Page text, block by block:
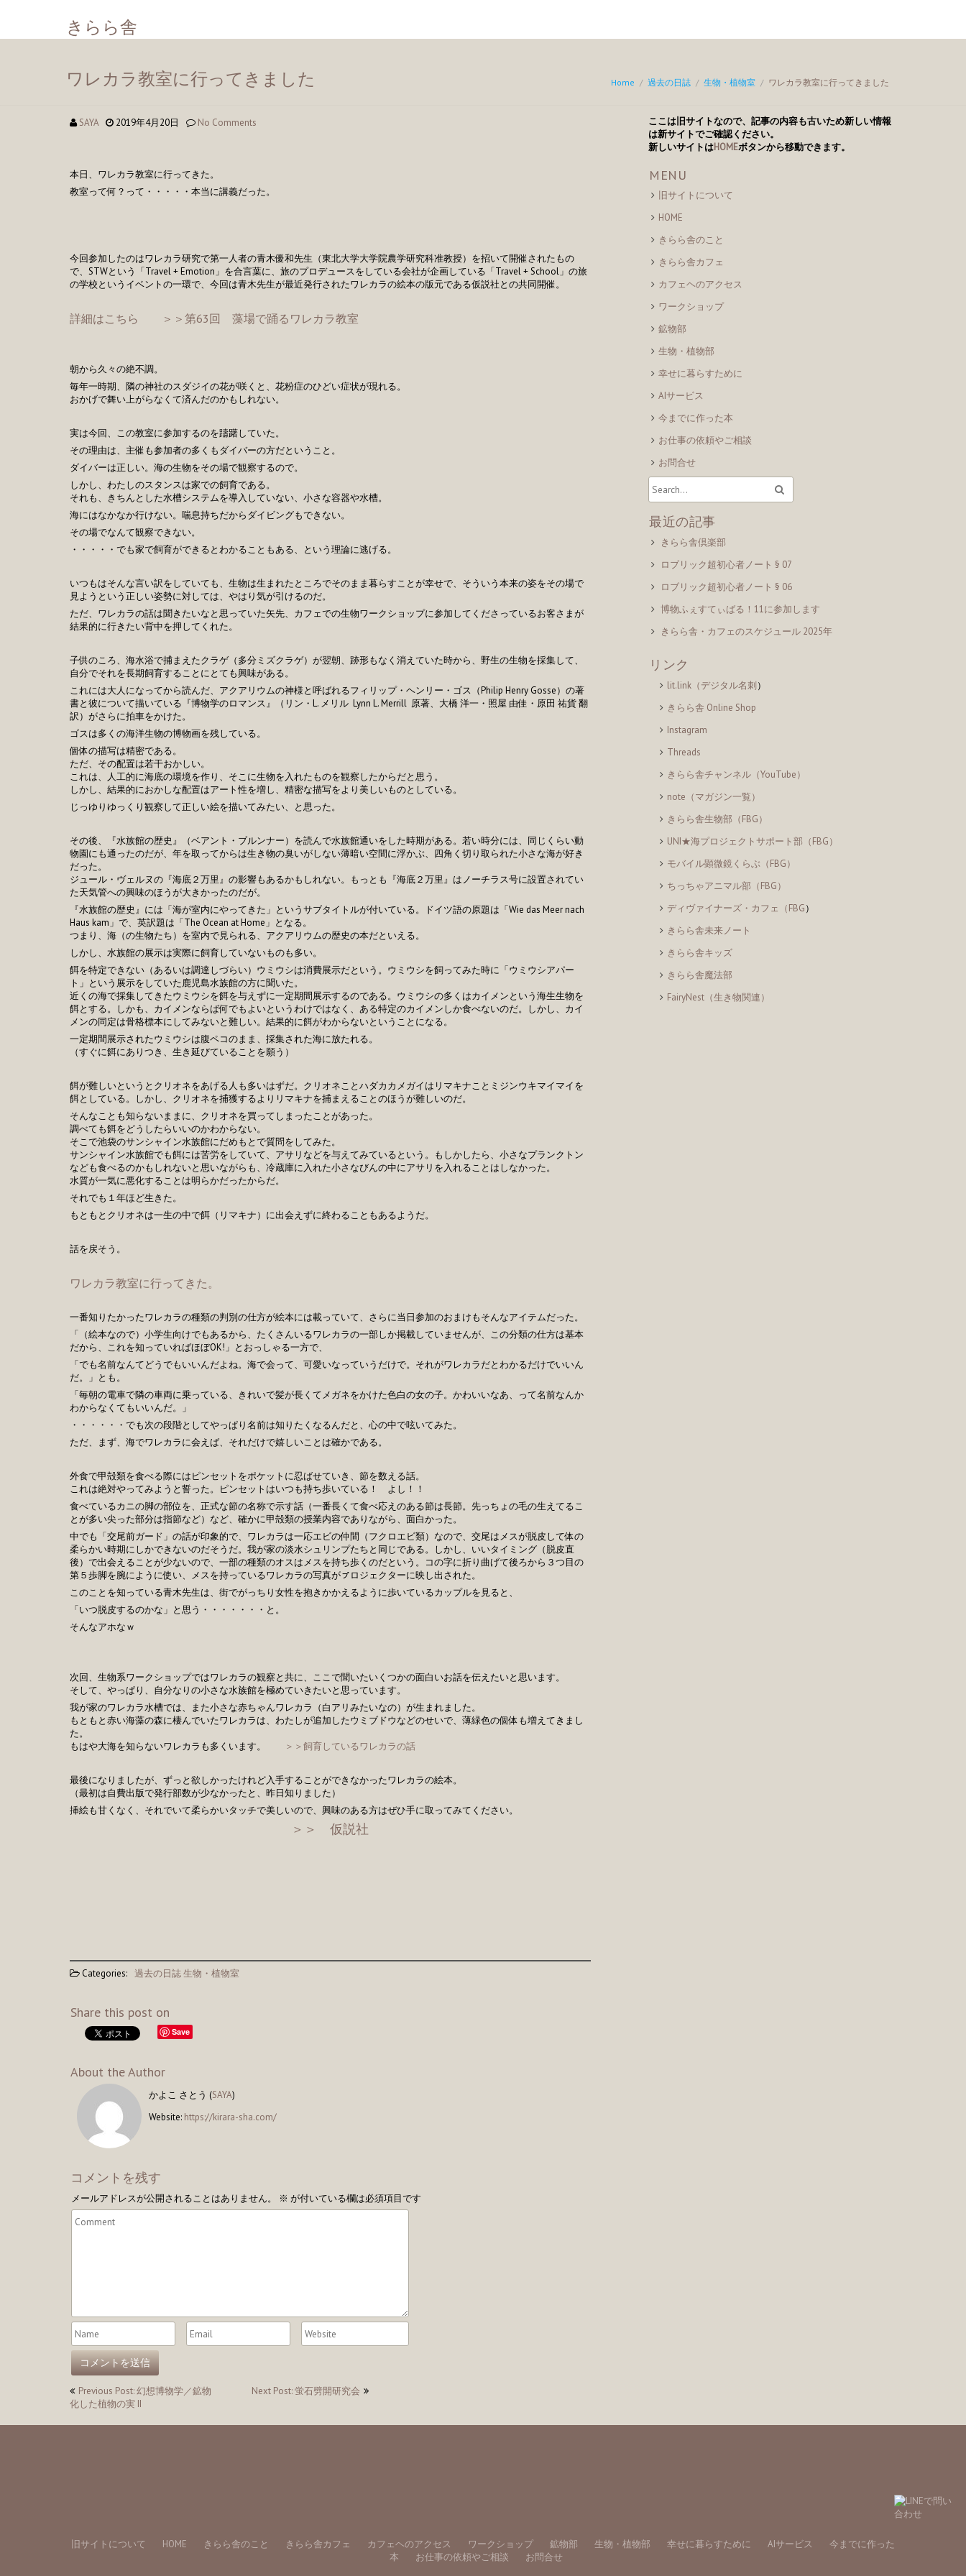
きらら舎
Home / 過去の日誌 / 生物・植物室 / ワレカラ教室に行ってきました
ワレカラ教室に行ってきました
SAYA 2019年4月20日 No Comments
本日、ワレカラ教室に行ってきた。
教室って何？って・・・・・本当に講義だった。
今回参加したのはワレカラ研究で第一人者の青木優和先生（東北大学大学院農学研究科准教授）を招いて開催されたもの
で、STWという「Travel + Emotion」を合言葉に、旅のプロデュースをしている会社が企画している「Travel + School」の旅
の学校というイベントの一環で、今回は青木先生が最近発行されたワレカラの絵本の版元である仮説社との共同開催。
詳細はこちら ＞＞第63回 藻場で踊るワレカラ教室
朝から久々の絶不調。
毎年一時期、隣の神社のスダジイの花が咲くと、花粉症のひどい症状が現れる。
おかげで舞い上がらなくて済んだのかもしれない。
実は今回、この教室に参加するのを躊躇していた。
その理由は、主催も参加者の多くもダイバーの方だということ。
ダイバーは正しい。海の生物をその場で観察するので。
しかし、わたしのスタンスは家での飼育である。
それも、きちんとした水槽システムを導入していない、小さな容器や水槽。
海にはなかなか行けない。喘息持ちだからダイビングもできない。
その場でなんて観察できない。
・・・・・でも家で飼育ができるとわかることもある、という理論に逃げる。
いつもはそんな言い訳をしていても、生物は生まれたところでそのまま暮らすことが幸せで、そういう本来の姿をその場で
見ようという正しい姿勢に対しては、やはり気が引けるのだ。
ただ、ワレカラの話は聞きたいなと思っていた矢先、カフェでの生物ワークショップに参加してくださっているお客さまが
結果的に行きたい背中を押してくれた。
子供のころ、海水浴で捕まえたクラゲ（多分ミズクラゲ）が翌朝、跡形もなく消えていた時から、野生の生物を採集して、
自分でそれを長期飼育することにとても興味がある。
これには大人になってから読んだ、アクアリウムの神様と呼ばれるフィリップ・ヘンリー・ゴス（Philip Henry Gosse）の著
書と彼について描いている『博物学のロマンス』（リン・L. メリル Lynn L. Merrill 原著、大橋 洋一・照屋 由佳・原田 祐貨 翻
訳）がさらに拍車をかけた。
ゴスは多くの海洋生物の博物画を残している。
個体の描写は精密である。
ただ、その配置は若干おかしい。
これは、人工的に海底の環境を作り、そこに生物を入れたものを観察したからだと思う。
しかし、結果的におかしな配置はアート性を増し、精密な描写をより美しいものとしている。
じっゆりゆっくり観察して正しい絵を描いてみたい、と思った。
その後、『水族館の歴史』（ベアント・ブルンナー）を読んで水族館通いをした時期がある。若い時分には、同じくらい動
物園にも通ったのだが、年を取ってからは生き物の臭いがしない薄暗い空間に浮かぶ、四角く切り取られた小さな海が好き
だった。
ジュール・ヴェルヌの『海底２万里』の影響もあるかもしれない。もっとも『海底２万里』はノーチラス号に設置されてい
た天気管への興味のほうが大きかったのだが。
『水族館の歴史』には「海が室内にやってきた」というサブタイトルが付いている。ドイツ語の原題は「Wie das Meer nach
Haus kam」で、英訳題は「The Ocean at Home」となる。
つまり、海（の生物たち）を室内で見られる、アクアリウムの歴史の本だといえる。
しかし、水族館の展示は実際に飼育していないものも多い。
餌を特定できない（あるいは調達しづらい）ウミウシは消費展示だという。ウミウシを飼ってみた時に「ウミウシアパー
ト」という展示をしていた鹿児島水族館の方に聞いた。
近くの海で採集してきたウミウシを餌を与えずに一定期間展示するのである。ウミウシの多くはカイメンという海生生物を
餌とする。しかも、カイメンならば何でもよいというわけではなく、ある特定のカイメンしか食べないのだ。しかし、カイ
メンの同定は骨格標本にしてみないと難しい。結果的に餌がわからないということになる。
一定期間展示されたウミウシは腹ペコのまま、採集された海に放たれる。
（すぐに餌にありつき、生き延びていることを願う）
餌が難しいというとクリオネをあげる人も多いはずだ。クリオネことハダカカメガイはリマキナことミジンウキマイマイを
餌としている。しかし、クリオネを捕獲するよりリマキナを捕まえることのほうが難しいのだ。
そんなことも知らないままに、クリオネを買ってしまったことがあった。
調べても餌をどうしたらいいのかわからない。
そこで池袋のサンシャイン水族館にだめもとで質問をしてみた。
サンシャイン水族館でも餌には苦労をしていて、アサリなどを与えてみているという。もしかしたら、小さなプランクトン
なども食べるのかもしれないと思いながらも、冷蔵庫に入れた小さなびんの中にアサリを入れることはしなかった。
水質が一気に悪化することは明らかだったからだ。
それでも１年ほど生きた。
もともとクリオネは一生の中で餌（リマキナ）に出会えずに終わることもあるようだ。
話を戻そう。
ワレカラ教室に行ってきた。
一番知りたかったワレカラの種類の判別の仕方が絵本には載っていて、さらに当日参加のおまけもそんなアイテムだった。
「（絵本なので）小学生向けでもあるから、たくさんいるワレカラの一部しか掲載していませんが、この分類の仕方は基本
だから、これを知っていればほぼOK!」とおっしゃる一方で、
「でも名前なんてどうでもいいんだよね。海で会って、可愛いなっていうだけで。それがワレカラだとわかるだけでいいん
だ。」とも。
「毎朝の電車で隣の車両に乗っている、きれいで髪が長くてメガネをかけた色白の女の子。かわいいなあ、って名前なんか
わからなくてもいいんだ。」
・・・・・・でも次の段階としてやっぱり名前は知りたくなるんだと、心の中で呟いてみた。
ただ、まず、海でワレカラに会えば、それだけで嬉しいことは確かである。
外食で甲殻類を食べる際にはピンセットをポケットに忍ばせていき、節を数える話。
これは絶対やってみようと誓った。ピンセットはいつも持ち歩いている！ よし！！
食べているカニの脚の部位を、正式な節の名称で示す話（一番長くて食べ応えのある節は長節。先っちょの毛の生えてるこ
とが多い尖った部分は指節など）など、確かに甲殻類の授業内容でありながら、面白かった。
中でも「交尾前ガード」の話が印象的で、ワレカラは一応エビの仲間（フクロエビ類）なので、交尾はメスが脱皮して体の
柔らかい時期にしかできないのだそうだ。我が家の淡水シュリンプたちと同じである。しかし、いいタイミング（脱皮直
後）で出会えることが少ないので、一部の種類のオスはメスを持ち歩くのだという。コの字に折り曲げて後ろから３つ目の
第５歩脚を腕にように使い、メスを持っているワレカラの写真がㇷ゚ロジェクターに映し出された。
このことを知っている青木先生は、街でがっちり女性を抱きかかえるように歩いているカップルを見ると、
「いつ脱皮するのかな」と思う・・・・・・・と。
そんなアホなｗ
次回、生物系ワークショップではワレカラの観察と共に、ここで聞いたいくつかの面白いお話を伝えたいと思います。
そして、やっぱり、自分なりの小さな水族館を極めていきたいと思っています。
我が家のワレカラ水槽では、また小さな赤ちゃんワレカラ（白アリみたいなの）が生まれました。
もともと赤い海藻の森に棲んでいたワレカラは、わたしが追加したウミブドウなどのせいで、薄緑色の個体も増えてきまし
た。
もはや大海を知らないワレカラも多くいます。
＞＞飼育しているワレカラの話
最後になりましたが、ずっと欲しかったけれど入手することができなかったワレカラの絵本。
（最初は自費出版で発行部数が少なかったと、昨日知りました）
挿絵も甘くなく、それでいて柔らかいタッチで美しいので、興味のある方はぜひ手に取ってみてください。
＞＞ 仮説社
Categories: 過去の日誌生物・植物室
Share this post on
Save
About the Author
かよこ さとう (SAYA)
Website: https://kirara-sha.com/
コメントを残す
メールアドレスが公開されることはありません。 ※ が付いている欄は必須項目です
投
稿
ナ
ョ
Previous Post: 幻想博物学／鉱物
化した植物の実 II
Next Post: 蛍石劈開研究会
ここは旧サイトなので、記事の内容も古いため新しい情報
は新サイトでご確認ください。
新しいサイトはHOMEボタンから移動できます。
MENU
旧サイトについて
HOME
きらら舎のこと
きらら舎カフェ
カフェヘのアクセス
ワークショップ
鉱物部
生物・植物部
幸せに暮らすために
AIサービス
今までに作った本
お仕事の依頼やご相談
お問合せ
最近の記事
きらら舎倶楽部
ロブリック超初心者ノート § 07
ロブリック超初心者ノート § 06
博物ふぇすてぃばる！11に参加します
きらら舎・カフェのスケジュール 2025年
リンク
lit.link（デジタル名刺）
きらら舎 Online Shop
Instagram
Threads
きらら舎チャンネル（YouTube）
note（マガジン一覧）
きらら舎生物部（FBG）
UNI★海プロジェクトサポート部（FBG）
モバイル顕微鏡くらぶ（FBG）
ちっちゃアニマル部（FBG）
ディヴァイナーズ・カフェ（FBG）
きらら舎未来ノート
きらら舎キッズ
きらら舎魔法部
FairyNest（生き物関連）
旧サイトについて HOME きらら舎のこと きらら舎カフェ カフェヘのアクセス ワークショップ 鉱物部 生物・植物部 幸せに暮らすために AIサービス
今までに作った
本
お仕事の依頼やご相談 お問合せ